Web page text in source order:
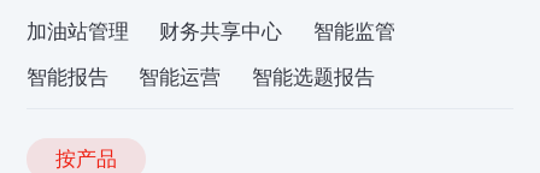
加油站管理
财务共享中心
智能监管
智能报告
智能运营 智能选题报告
按产品